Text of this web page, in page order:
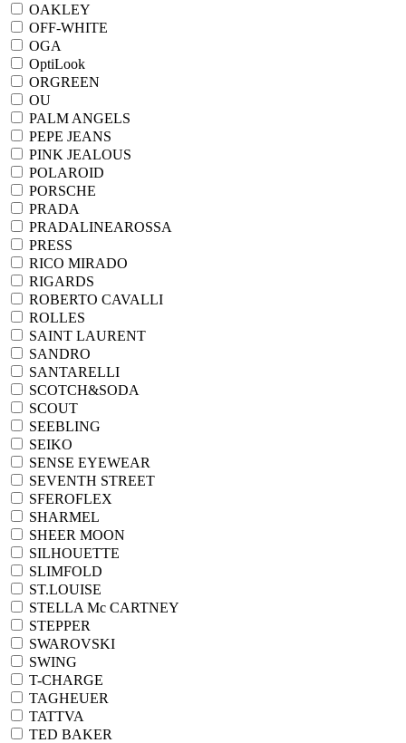
OAKLEY
OFF-WHITE
OGA
OptiLook
ORGREEN
OU
PALM ANGELS
PEPE JEANS
PINK JEALOUS
POLAROID
PORSCHE
PRADA
PRADALINEAROSSA
PRESS
RICO MIRADO
RIGARDS
ROBERTO CAVALLI
ROLLES
SAINT LAURENT
SANDRO
SANTARELLI
SCOTCH&SODA
SCOUT
SEEBLING
SEIKO
SENSE EYEWEAR
SEVENTH STREET
SFEROFLEX
SHARMEL
SHEER MOON
SILHOUETTE
SLIMFOLD
ST.LOUISE
STELLA Mc CARTNEY
STEPPER
SWAROVSKI
SWING
T-CHARGE
TAGHEUER
TATTVA
TED BAKER